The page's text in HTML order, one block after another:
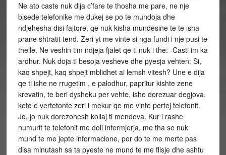
Ne ato caste nuk dija c’fare te thosha me pare, ne nje
bisede telefonike me dukej se po te mundoja dhe
ndjehesha disi fajtore, qe nuk kisha mundesine te te isha
prane shtratit tend. Zeri yt me vinte si nga fundi i nje pusi te
thelle. Ne veshin tim ndjeja fjalet qe ti nuk i the: -Casti im ka
ardhur. Nuk doja ti besoja vesheve dhe pyesja vehten: Si,
kaq shpejt, kaq shpejt mblidhet ai lemsh vitesh? Une e dija
qe ti ishe ne rrugetim , e palodhur, papritur kishte zene
krevatin, te beri dysheku per vehte, ishe dorezuar degjova,
kete e vertetonte zeri i mekur qe me vinte pertej telefonit.
Jo, jo nuk dorezohesh kollaj ti mendova. Kur i rashe
numurit te telefonit me doli infermjerja, me tha se nuk
mund te me jepte informacione, por do te me merte pas
disa minutash sa ta pyeste ne mund te me flisje dhe ashtu